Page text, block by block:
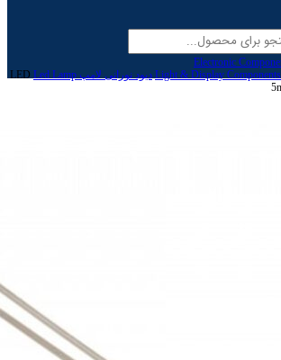
دیود نورانی لامپ Led Lamp
LED